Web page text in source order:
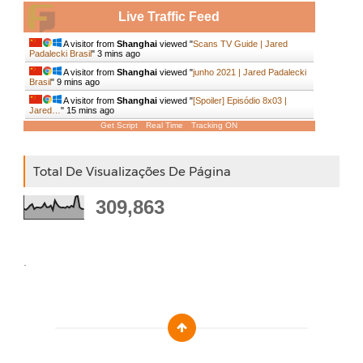
Live Traffic Feed
A visitor from Shanghaiviewed "Scans TV Guide | Jared
Padalecki Brasil" 3 mins ago
A visitor from Shanghaiviewed "junho 2021 | Jared Padalecki
Brasil" 9 mins ago
A visitor from Shanghaiviewed "[Spoiler] Episódio 8x03 |
Jared… " 15 mins ago
Get Script Real Time Tracking ON
Total De Visualizações De Página
309,863